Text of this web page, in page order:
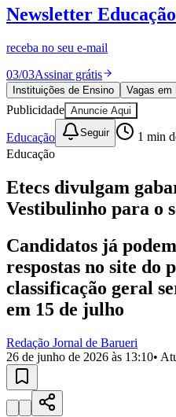
Anuncie no Portal
Cadastrar Empresa
Divulgar Vagas
Publicidade Legal
Política
Eleições
Esportes
Saúde
Segurança
Cultura
Obras
Educação
Selecione sua região Para notícias
AldeiaAldeia da SerraAldeia de
Jubran BelvalBethavilleBoa
RegiãoCotiaCruz PretaEngenho
MilitarItapeviJandiraJardim Audir
Califórnia
Esperança
Jardim Líbano
MutingaJardim Paraíso
Newsletter Educação
receba no seu e-mail
03/03Assinar grátis
Instituições de Ensino Vagas em
Publicidade Anuncie Aqui
Educação Seguir 1 min
Educação
Etecs divulgam
Vestibulinho para o
Candidatos já
respostas no site do
classificação geral
em 15 de julho
Redação Jornal de Barueri
26 de junho de 2026 às 13:10•